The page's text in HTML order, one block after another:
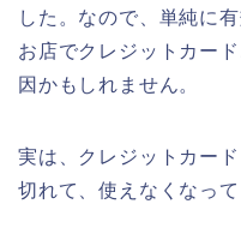
した。なので、単純に
お店でクレジットカー
因かもしれません。
実は、クレジットカー
切れて、使えなくなっ